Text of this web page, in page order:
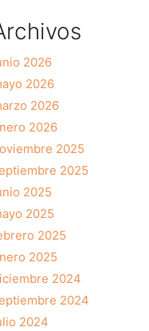
2026
2026
2026
2026
2025
2025
2025
2025
2025
2025
2024
2024
2024